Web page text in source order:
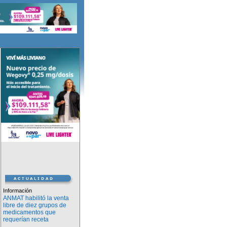
Información
ANMAT habilitó la venta
libre de diez grupos de
medicamentos que
requerían receta